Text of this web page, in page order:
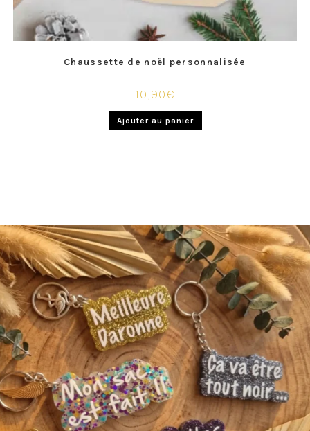
Chaussette de noël personnalisée
10,90€
Ajouter au panier